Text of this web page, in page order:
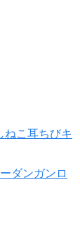
ねこ耳ちびキ
ダンガンロ